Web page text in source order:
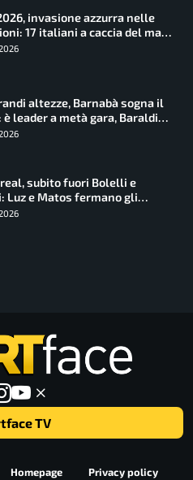
invasione azzurra nelle
17 italiani a caccia del main
altezze, Barnabà sogna il
è leader a metà gara, Baraldi
subito fuori Bolelli e
Luz e Matos fermano gli
TV
Homepage Privacy policy